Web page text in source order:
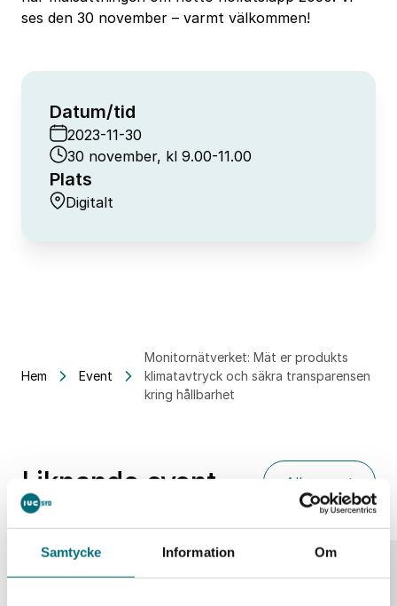
Samtycke Information Om
ses den 30 november – varmt välkommen!
Datum/tid
2023-11-30
30 november, kl 9.00-11.00
Plats
Digitalt
Hem Event
Monitornätverket: Mät er produkts
klimatavtryck och säkra transparensen
kring hållbarhet
Liknande event Alla event
25